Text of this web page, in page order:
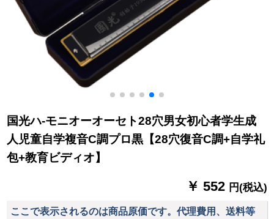
国光ハ-モニオーオーセト28穴男女初心者学生成
人児童自学複音C調プロ黒【28穴復音C調+自学礼
包+教育ビディオ】
￥ 552 円(税込)
ここで表示されるのは商品原価です。代理費用、送料等